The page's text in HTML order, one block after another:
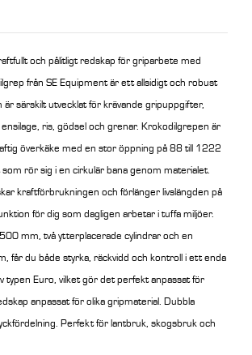
och pålitligt redskap för griparbete med
från SE Equipment är ett allsidigt och robust
särskilt utvecklat för krävande gripuppgifter,
ris, gödsel och grenar. Krokodilgrepen är
överkäke med en stor öppning på 88 till 1222
rör sig i en cirkulär bana genom materialet.
kraftförbrukningen och förlänger livslängden på
för dig som dagligen arbetar i tuffa miljöer.
mm, två ytterplacerade cylindrar och en
får du både styrka, räckvidd och kontroll i ett enda
typen Euro, vilket gör det perfekt anpassat för
anpassat för olika gripmaterial. Dubbla
Perfekt för lantbruk, skogsbruk och